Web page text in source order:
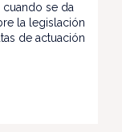
se da
la legislación
de actuación